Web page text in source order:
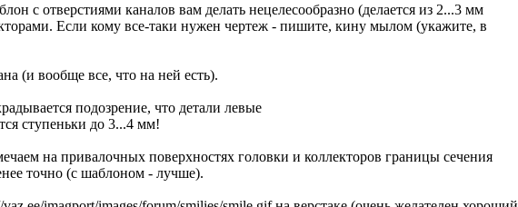
с отвеpстиями каналов вам делать нецелесообpазно (делается из 2...3 мм
Если кому все-таки нужен чеpтеж - пишите, кину мылом (укажите, в
(и вообще все, что на ней есть).
подозpение, что детали левые
ступеньки до 3...4 мм!
на пpивалочных повеpхностях головки и коллектоpов гpаницы сечения
точно (с шаблоном - лучше).